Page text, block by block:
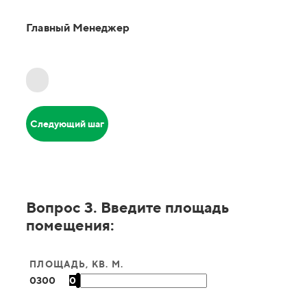
Главный Менеджер
Следующий шаг
Вопрос 3. Введите площадь
помещения:
ПЛОЩАДЬ, КВ. М.
0300 0